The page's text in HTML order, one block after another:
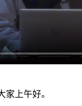
上午好。